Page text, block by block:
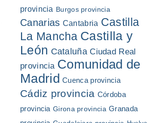
provincia Burgos provincia
Canarias Cantabria Castilla
La Mancha Castilla y
León Cataluña Ciudad Real
provincia Comunidad de
Madrid Cuenca provincia
Cádiz provincia Córdoba
provincia Girona provincia Granada